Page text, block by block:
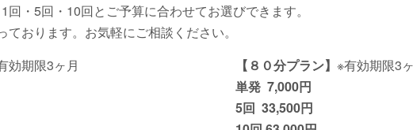
回・5回・10回とご予算に合わせてお選びできます。
おります。お気軽にご相談ください。
効期限3ヶ月
【８０分プラン】 ※有効期限3
単発 7,000円
5回 33,500円